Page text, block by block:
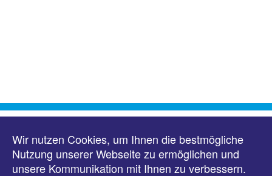
Wir nutzen Cookies, um Ihnen die bestmögliche
Nutzung unserer Webseite zu ermöglichen und
unsere Kommunikation mit Ihnen zu verbessern.